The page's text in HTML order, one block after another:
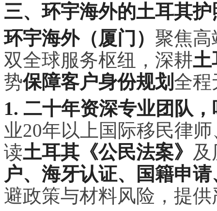
三、环宇海外的土耳其
环宇海外（厦门） 聚焦
双全球服务枢纽，深耕土
势保障客户身份规划 全程
1. 二十年资深专业团队
业20年以上国际移民律
读土耳其《公民法案》
户、海牙认证、国籍申
避政策与材料风险，提